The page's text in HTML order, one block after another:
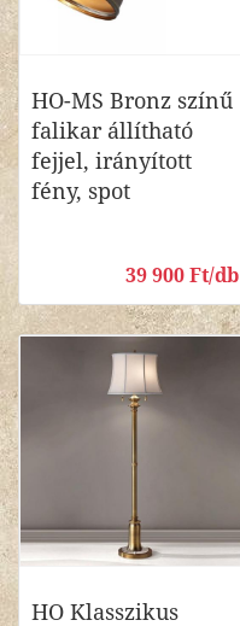
HO-MS Bronz színű
falikar állítható
fejjel, irányított
fény, spot
39 900 Ft/db
HO Klasszikus